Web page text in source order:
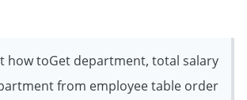
how toGet department, total salary
from employee table order